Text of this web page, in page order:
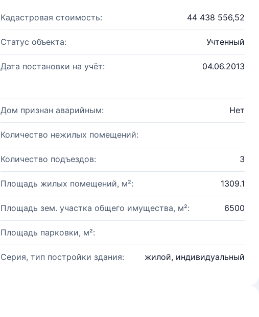
Кадастровая стоимость: 44 438 556,52
Статус объекта: Учтенный
Дата постановки на учёт: 04.06.2013
Дом признан аварийным: Нет
Количество нежилых помещений:
Количество подъездов: 3
Площадь жилых помещений, м²: 1309.1
Площадь зем. участка общего имущества, м²: 6500
Площадь парковки, м²:
Серия, тип постройки здания: жилой, индивидуальный